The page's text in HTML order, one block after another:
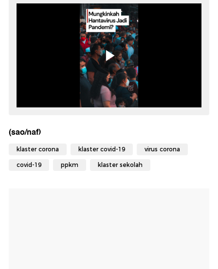
(sao/naf)
klaster corona klaster covid-19 virus corona
covid-19 ppkm klaster sekolah